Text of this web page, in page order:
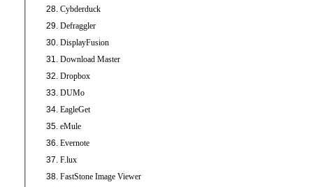
Cybderduck
Defraggler
DisplayFusion
Download Master
Dropbox
DUMo
EagleGet
eMule
Evernote
F.lux
FastStone Image Viewer